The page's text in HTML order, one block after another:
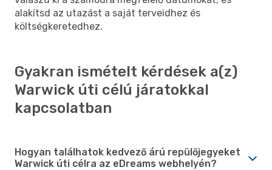
alakítsd az utazást a saját terveidhez és
költségkeretedhez.
Gyakran ismételt kérdések a(z)
Warwick úti célú járatokkal
kapcsolatban
Hogyan találhatok kedvező árú repülőjegyeket
Warwick úti célra az eDreams webhelyén?